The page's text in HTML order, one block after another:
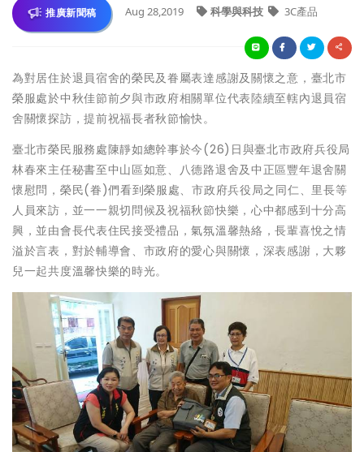
推廣新聞稿 Aug 28,2019 科學與科技 3C產品
為對居住於退員宿舍的榮民及眷屬表達感謝及關懷之意，臺北市
榮服處於中秋佳節前夕與市政府相關單位代表陸續至轄內退員宿
舍關懷探訪，提前祝福長者秋節愉快。
臺北市榮民服務處陳靜如總幹事於今(26)日與臺北市政府兵役局
林春來主任秘書至中山區如意、八德路退舍及中正區豐年退舍關
懷慰問，榮民(眷)們看到榮服處、市政府兵役局之同仁、里長等
人員來訪，並一一親切問候及祝福秋節快樂，心中都感到十分高
興，並由會長代表住民接受禮品，氣氛溫馨熱絡，長輩喜悅之情
溢於言表，對於輔導會、市政府的愛心與關懷，深表感謝，大夥
兒一起共度溫馨快樂的時光。